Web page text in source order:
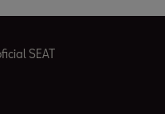
SEAT